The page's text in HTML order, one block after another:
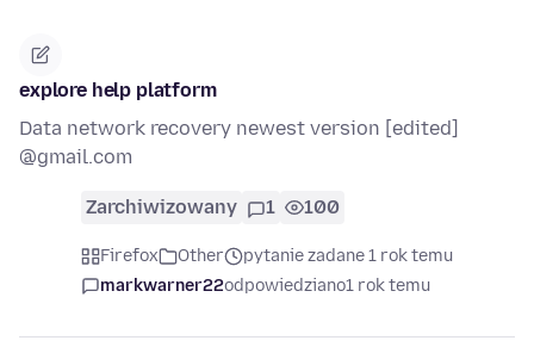
explore help platform
Data network recovery newest version [edited]
@gmail.com
Zarchiwizowany 1 100
Firefox Other
pytanie zadane 1 rok temu
markwarner22odpowiedziano1 rok temu